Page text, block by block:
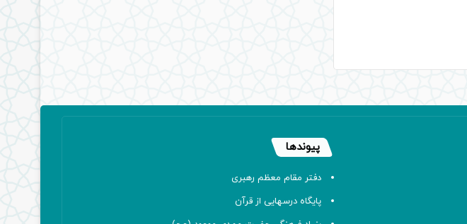
پیوندها
دفتر مقام معظم رهبری
پایگاه درسهایی از قرآن